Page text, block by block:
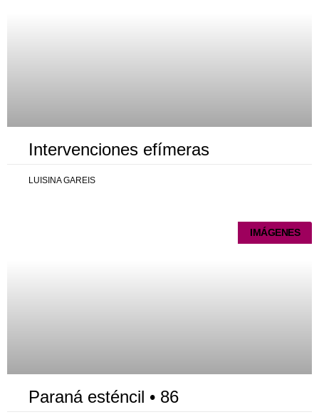
Intervenciones efímeras
LUISINA GAREIS
IMÁGENES
Paraná esténcil • 86